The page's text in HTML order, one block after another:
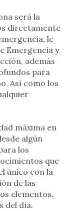
será la
directamente
le
Emergencia y
además
para
Así como los
máxima en
algún
los
que
único con la
de las
elementos,
del día.